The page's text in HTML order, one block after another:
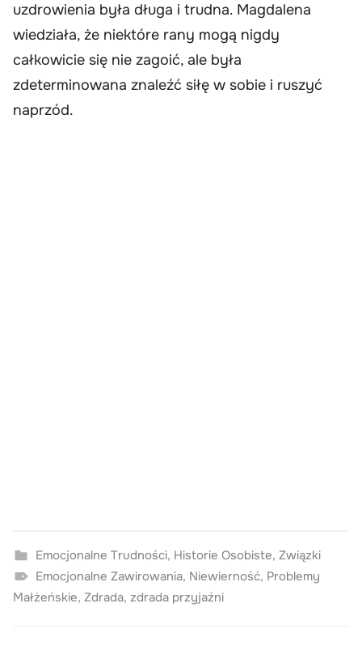
uzdrowienia była długa i trudna. Magdalena
wiedziała, że niektóre rany mogą nigdy
całkowicie się nie zagoić, ale była
zdeterminowana znaleźć siłę w sobie i ruszyć
naprzód.
Emocjonalne Trudności, Historie Osobiste, Związki
Emocjonalne Zawirowania, Niewierność, Problemy
Małżeńskie, Zdrada, zdrada przyjaźni